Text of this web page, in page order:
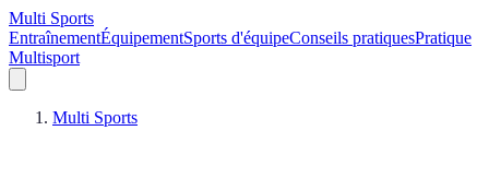
Multi Sports
EntraînementÉquipementSports d'équipeConseils pratiquesPratique
Multisport
Multi Sports